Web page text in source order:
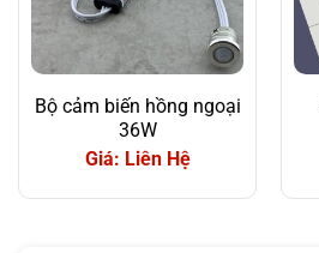
Bộ cảm biến hồng ngoại
36W
Giá: Liên Hệ